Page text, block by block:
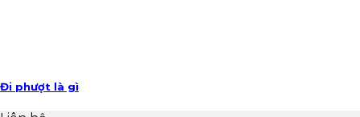
Đi phượt là gì